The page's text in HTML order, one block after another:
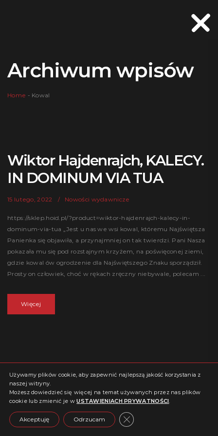
Archiwum wpisów
Home - Kowal
Wiktor Hajdenrajch, KALECY.
IN DOMINUM VIA TUA
15 lutego, 2022 Nowości wydawnicze
https://sklep.hoid.pl/?product=wiktor-hajdenrajch-kalecy-in-
dominum-via-tua „Jest u nas we wsi kowal, któremu Najświętsza
Panienka się objawiła, a przynajmniej on tak twierdzi. Pani Nasza
pokazała mu się pod rozstajnym krzyżem, na poświęconej ziemi,
gdzie kowal ów ogrodzenie dla Najświętszego Znaku sporządził.
Prosty on człowiek, choć w rękach zręczny niebywale, polecam ...
Więcej
Używamy plików cookie, aby zapewnić najlepszą jakość korzystania z
naszej witryny.
Możesz dowiedzieć się więcej na temat używanych przez nas plików
cookie lub zmienić je wUSTAWIENIACH PRYWATNOŚCI.
Akceptuję Odrzucam Close GDPR Cookie